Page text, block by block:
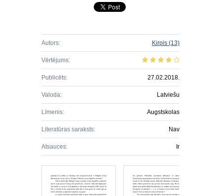
Autors: Kirpis (13)
Vērtējums:
Publicēts: 27.02.2018.
Valoda: Latviešu
Līmenis: Augstskolas
Literatūras saraksts: Nav
Atsauces: Ir